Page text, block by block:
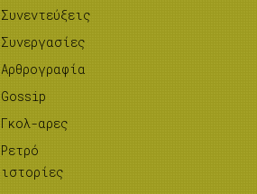
Συνεντεύξεις
Συνεργασίες
Αρθρογραφία
Gossip
Γκολ-αρες
Ρετρό
ιστορίες